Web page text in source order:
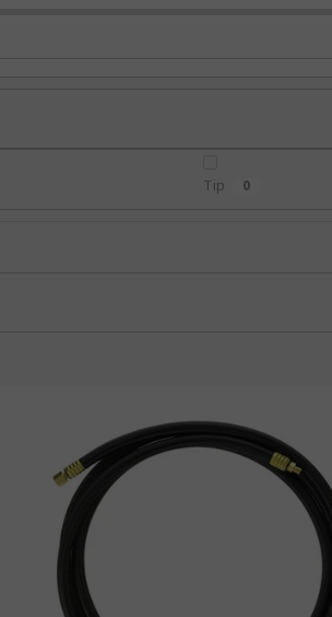
Tip 0